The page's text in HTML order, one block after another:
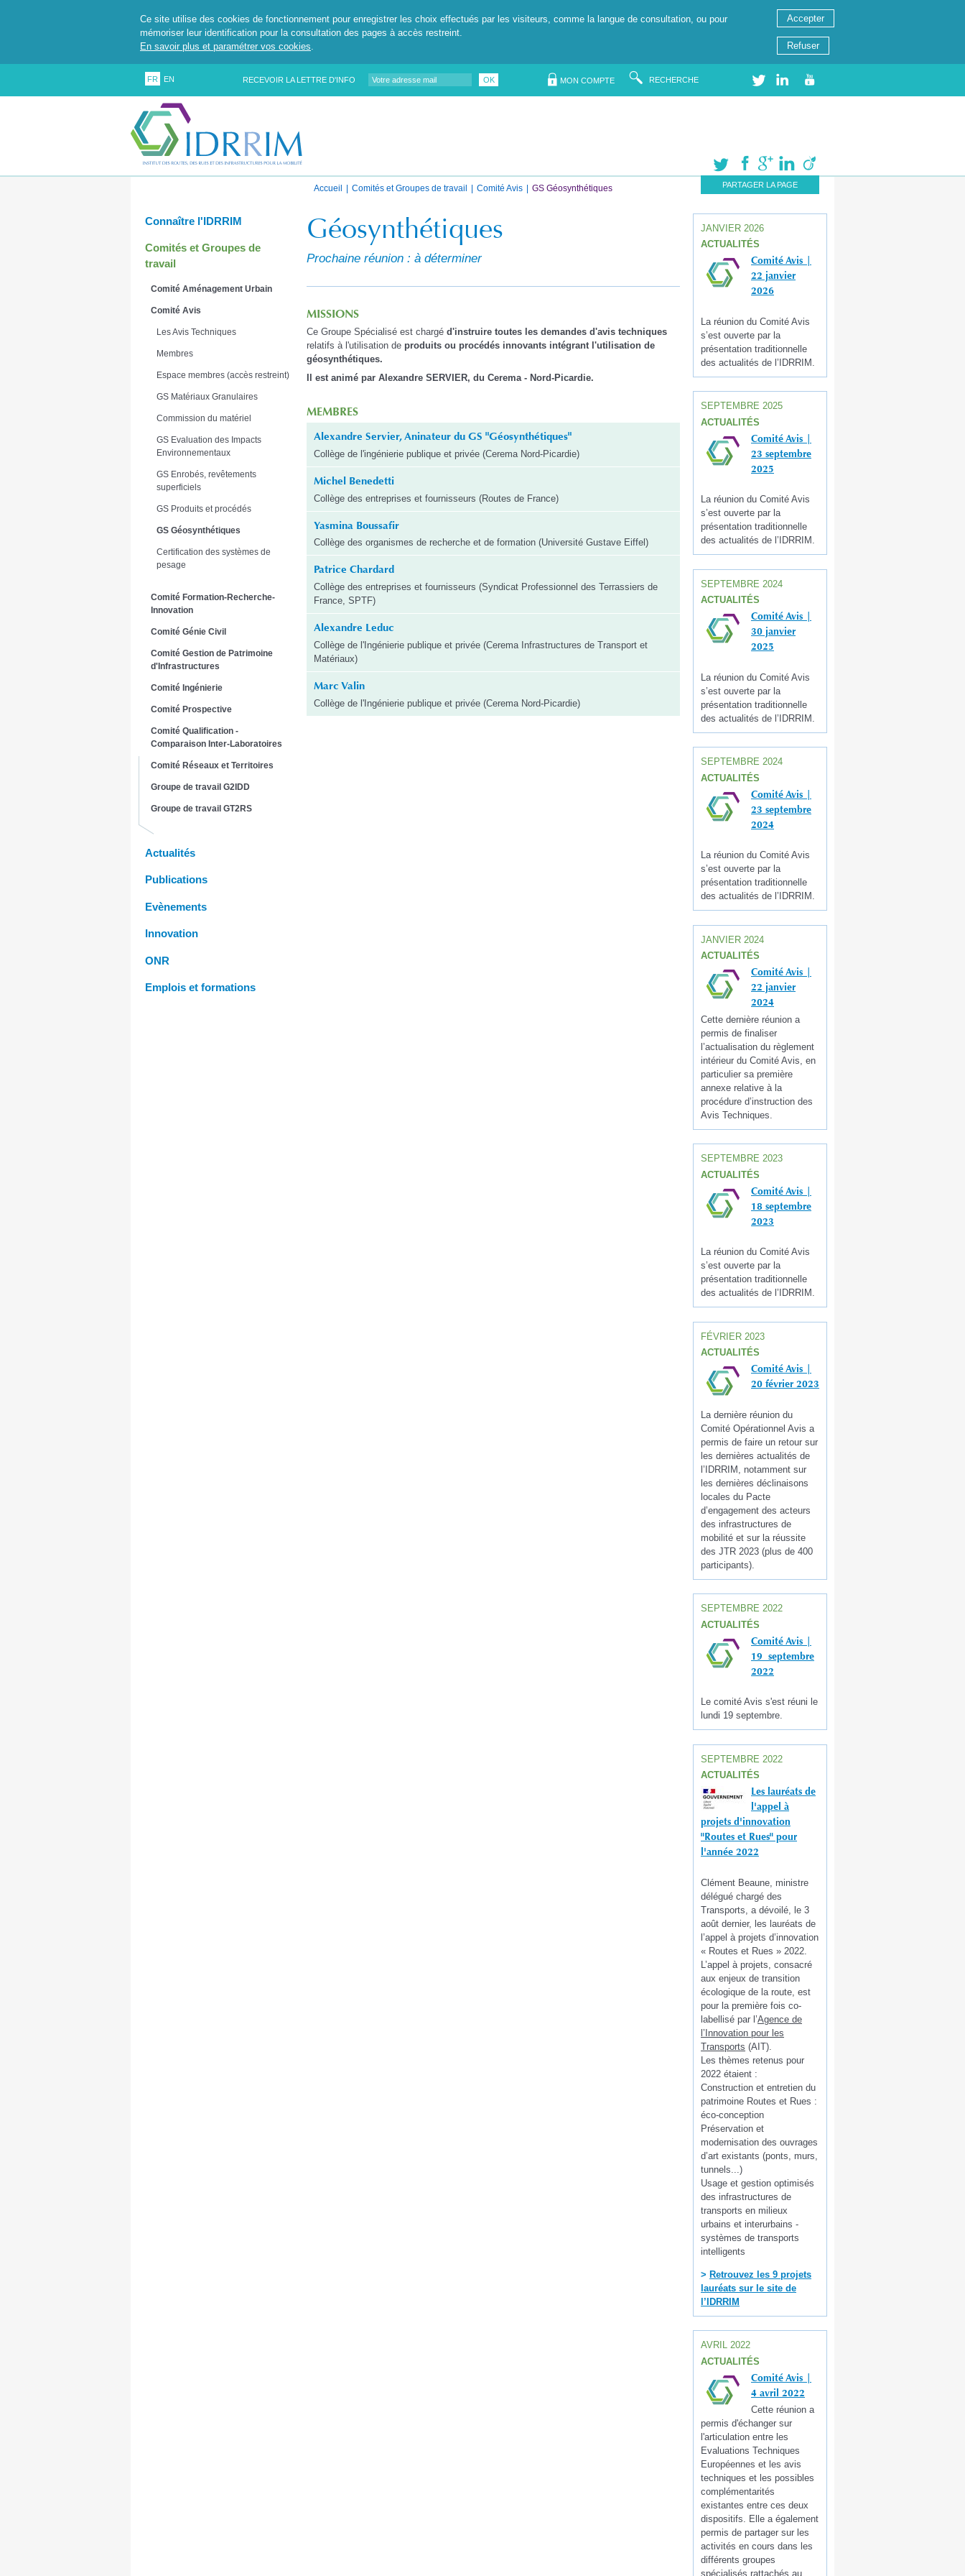
Ce site utilise des cookies de fonctionnement pour enregistrer les choix effectués par les visiteurs, comme la langue de consultation, ou pour
mémoriser leur identification pour la consultation des pages à accès restreint.
En savoir plus et paramétrer vos cookies
Accepter
Refuser
FR EN RECEVOIR LA LETTRE D'INFO OK MON COMPTE RECHERCHE
PARTAGER LA PAGE
Accueil Comités et Groupes de travail Comité Avis GS Géosynthétiques
Connaître l'IDRRIM
Comités et Groupes de
travail
Comité Aménagement Urbain
Comité Avis
Les Avis Techniques
Membres
Espace membres (accès restreint)
GS Matériaux Granulaires
Commission du matériel
GS Evaluation des Impacts
Environnementaux
GS Enrobés, revêtements
superficiels
GS Produits et procédés
GS Géosynthétiques
Certification des systèmes de
pesage
Comité Formation-Recherche-
Innovation
Comité Génie Civil
Comité Gestion de Patrimoine
d'Infrastructures
Comité Ingénierie
Comité Prospective
Comité Qualification -
Comparaison Inter-Laboratoires
Comité Réseaux et Territoires
Groupe de travail G2IDD
Groupe de travail GT2RS
Actualités
Publications
Evènements
Innovation
ONR
Emplois et formations
Géosynthétiques
Prochaine réunion : à déterminer
MISSIONS
Ce Groupe Spécialisé est chargé d'instruire toutes les demandes d'avis techniques
relatifs à l'utilisation de produits ou procédés innovants intégrant l'utilisation de
géosynthétiques.
est animé par Alexandre SERVIER, du Cerema - Nord-Picardie.
MEMBRES
Alexandre Servier, Aninateur du GS "Géosynthétiques"
Collège de l'ingénierie publique et privée (Cerema Nord-Picardie)
Michel Benedetti
Collège des entreprises et fournisseurs (Routes de France)
Yasmina Boussafir
Collège des organismes de recherche et de formation (Université Gustave Eiffel)
Patrice Chardard
Collège des entreprises et fournisseurs (Syndicat Professionnel des Terrassiers de
France, SPTF)
Alexandre Leduc
Collège de l'Ingénierie publique et privée (Cerema Infrastructures de Transport et
Matériaux)
Marc Valin
Collège de l'Ingénierie publique et privée (Cerema Nord-Picardie)
JANVIER 2026
ACTUALITÉS
Comité Avis |
22 janvier
2026
La réunion du Comité Avis
s’est ouverte par la
présentation traditionnelle
des actualités de l’IDRRIM.
SEPTEMBRE 2025
ACTUALITÉS
Comité Avis |
23 septembre
2025
La réunion du Comité Avis
s’est ouverte par la
présentation traditionnelle
des actualités de l’IDRRIM.
SEPTEMBRE 2024
ACTUALITÉS
Comité Avis |
30 janvier
2025
La réunion du Comité Avis
s’est ouverte par la
présentation traditionnelle
des actualités de l’IDRRIM.
SEPTEMBRE 2024
ACTUALITÉS
Comité Avis |
23 septembre
2024
La réunion du Comité Avis
s’est ouverte par la
présentation traditionnelle
des actualités de l’IDRRIM.
JANVIER 2024
ACTUALITÉS
Comité Avis |
22 janvier
2024
Cette dernière réunion a
permis de finaliser
l’actualisation du règlement
intérieur du Comité Avis, en
particulier sa première
annexe relative à la
procédure d’instruction des
Avis Techniques.
SEPTEMBRE 2023
ACTUALITÉS
Comité Avis |
18 septembre
2023
La réunion du Comité Avis
s’est ouverte par la
présentation traditionnelle
des actualités de l’IDRRIM.
FÉVRIER 2023
ACTUALITÉS
Comité Avis |
20 février 2023
La dernière réunion du
Comité Opérationnel Avis a
permis de faire un retour sur
les dernières actualités de
l’IDRRIM, notamment sur
les dernières déclinaisons
locales du Pacte
d’engagement des acteurs
des infrastructures de
mobilité et sur la réussite
des JTR 2023 (plus de 400
participants).
SEPTEMBRE 2022
ACTUALITÉS
Comité Avis |
19 septembre
2022
Le comité Avis s'est réuni le
lundi 19 septembre.
SEPTEMBRE 2022
ACTUALITÉS
Les lauréats de
l'appel à
projets d'innovation
"Routes et Rues" pour
l'année 2022
Clément Beaune, ministre
délégué chargé des
Transports, a dévoilé, le 3
août dernier, les lauréats de
l’appel à projets d’innovation
« Routes et Rues » 2022.
L’appel à projets, consacré
aux enjeux de transition
écologique de la route, est
pour la première fois co-
labellisé par l’Agence de
l’Innovation pour les
Transports (AIT).
Les thèmes retenus pour
2022 étaient :
Construction et entretien du
patrimoine Routes et Rues :
éco-conception
Préservation et
modernisation des ouvrages
d’art existants (ponts, murs,
tunnels...)
Usage et gestion optimisés
des infrastructures de
transports en milieux
urbains et interurbains -
systèmes de transports
intelligents
> Retrouvez les 9 projets
lauréats sur le site de
l’IDRRIM
AVRIL 2022
ACTUALITÉS
Comité Avis |
4 avril 2022
Cette réunion a
permis d'échanger sur
l'articulation entre les
Evaluations Techniques
Européennes et les avis
techniques et les possibles
complémentarités
existantes entre ces deux
dispositifs. Elle a également
permis de partager sur les
activités en cours dans les
différents groupes
spécialisés rattachés au